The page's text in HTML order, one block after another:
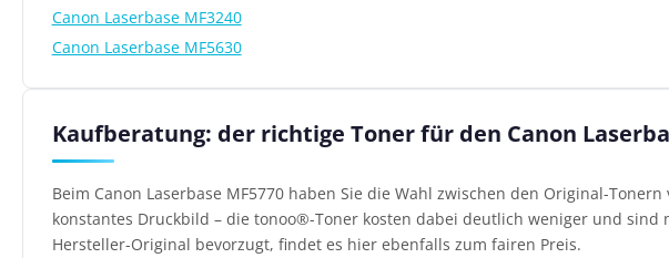
Canon Laserbase MF3240
Canon Laserbase MF5630
Kaufberatung: der richtige Toner für den Canon
Beim Canon Laserbase MF5770 haben Sie die Wahl zwischen den Original-
konstantes Druckbild – die tonoo®-Toner kosten dabei deutlich weniger und
Hersteller-Original bevorzugt, findet es hier ebenfalls zum fairen Preis.